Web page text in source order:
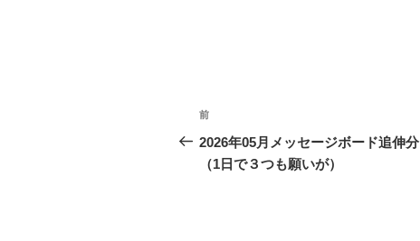
投
稿
ナ
前
の
投
前
2026年05月メッセージボード追伸分
（1日で３つも願いが）